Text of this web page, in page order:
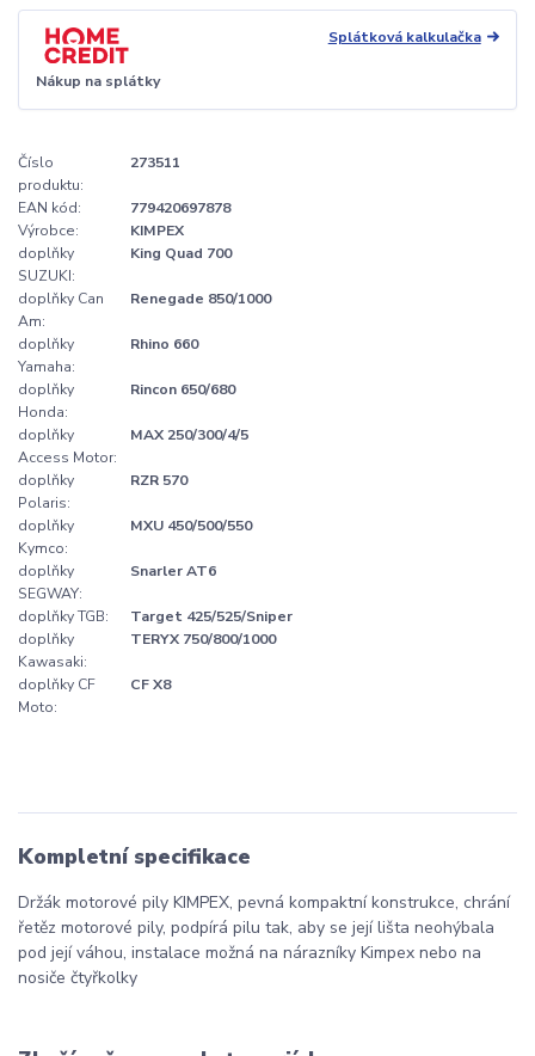
Splátková kalkulačka
Nákup na splátky
Číslo
produktu:
273511
EAN kód:
779420697878
Výrobce:
KIMPEX
doplňky
SUZUKI:
King Quad 700
doplňky Can
Am:
Renegade 850/1000
doplňky
Yamaha:
Rhino 660
doplňky
Honda:
Rincon 650/680
doplňky
Access Motor:
MAX 250/300/4/5
doplňky
Polaris:
RZR 570
doplňky
Kymco:
MXU 450/500/550
doplňky
SEGWAY:
Snarler AT6
doplňky TGB:
Target 425/525/Sniper
doplňky
Kawasaki:
TERYX 750/800/1000
doplňky CF
Moto:
CF X8
Kompletní specifikace
Držák motorové pily KIMPEX, pevná kompaktní konstrukce, chrání
řetěz motorové pily, podpírá pilu tak, aby se její lišta neohýbala
pod její váhou, instalace možná na nárazníky Kimpex nebo na
nosiče čtyřkolky